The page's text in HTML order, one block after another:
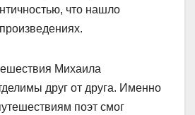
что нашло
Михаила
друг от друга. Именно
поэт смог